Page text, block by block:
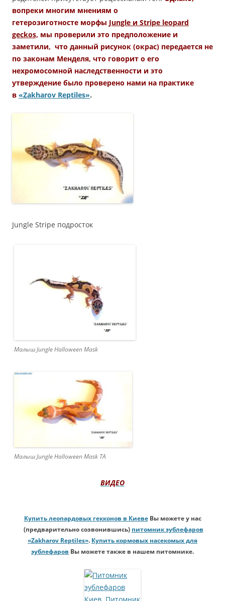
вопреки многим мнениям о
гетерозиготносте морфы Jungle и Stripe leopard
geckos, мы проверили это предположение и
заметили, что данный рисунок (окрас) передается не
по законам Менделя, что говорит о его
нехромосомной наследственности и это
утверждение было проверено нами на практике
в «Zakharov Reptiles».
Jungle Stripe подросток
Малыш Jungle Halloween Mask
Малыш Jungle Halloween Mask ТА
ВИДЕО
Купить леопардовых гекконов в КиевеВы можете у нас
(предварительно созвонившись) питомник эублефаров
«Zakharov Reptiles». Купить кормовых насекомых для
эублефаров Вы можете также в нашем питомнике.